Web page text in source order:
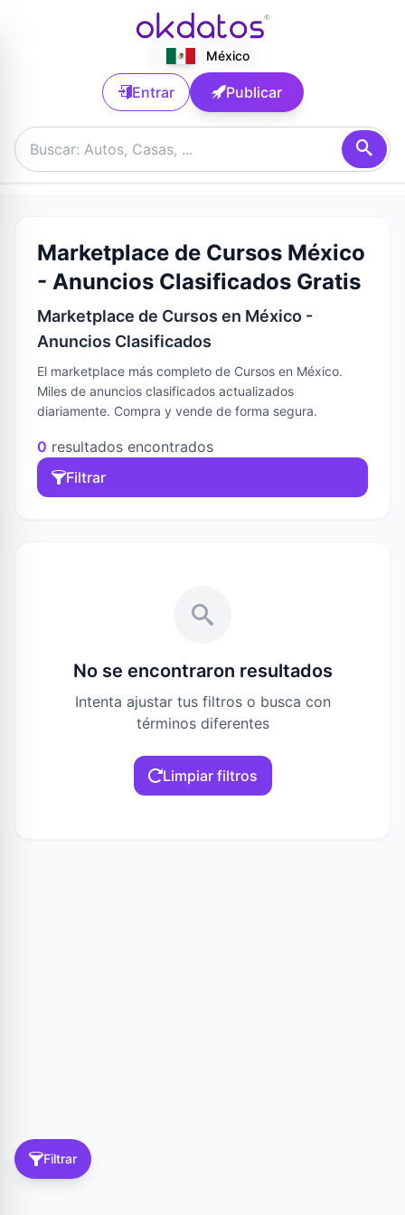
Filtrar
México
Entrar Publicar
Marketplace de Cursos México
- Anuncios Clasificados Gratis
Marketplace de Cursos en México -
Anuncios Clasificados
El marketplace más completo de Cursos en México.
Miles de anuncios clasificados actualizados
diariamente. Compra y vende de forma segura.
0 resultados encontrados
Filtrar
No se encontraron resultados
Intenta ajustar tus filtros o busca con
términos diferentes
Limpiar filtros